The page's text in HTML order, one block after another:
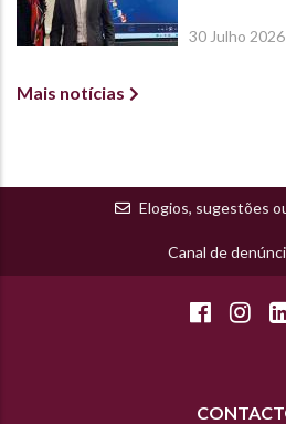
30 Julho 2026
Mais notícias
Elogios, sugestões
Canal de